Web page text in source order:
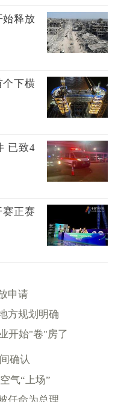
始释放
个下横
已致4
正赛
申请
方规划明确
开始"卷"房了
确认
气“上场”